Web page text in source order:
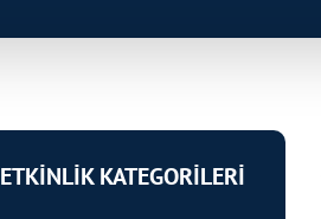
ETKİNLİK KATEGORİLERİ